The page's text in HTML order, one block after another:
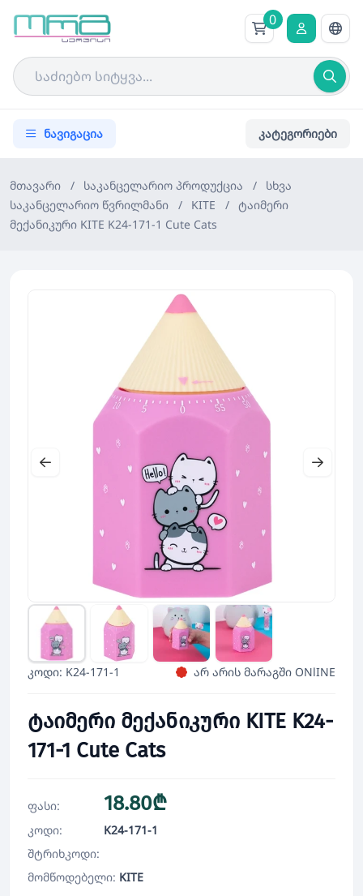
0
ნავიგაცია კატეგორიები
მთავარი / საკანცელარიო პროდუქცია /
სხვა
საკანცელარიო წვრილმანი
/ KITE /
ტაიმერი
მექანიკური KITE K24-171-1 Cute Cats
კოდი: K24-171-1 არ არის მარაგში ONlINE
ტაიმერი მექანიკური KITE K24-
171-1 Cute Cats
ფასი: 18.80₾
კოდი:
K24-171-1
შტრიხკოდი:
მომწოდებელი: KITE